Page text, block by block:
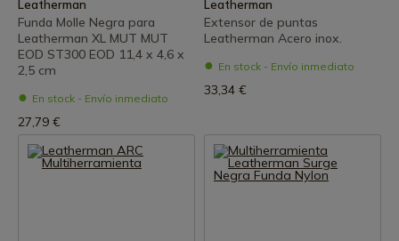
Leatherman
Funda Molle Negra para
Leatherman XL MUT MUT
EOD ST300 EOD 11,4 x 4,6 x
2,5 cm
En stock - Envío inmediato
27,79 €
Leatherman
Extensor de puntas
Leatherman Acero inox.
En stock - Envío inmediato
33,34 €